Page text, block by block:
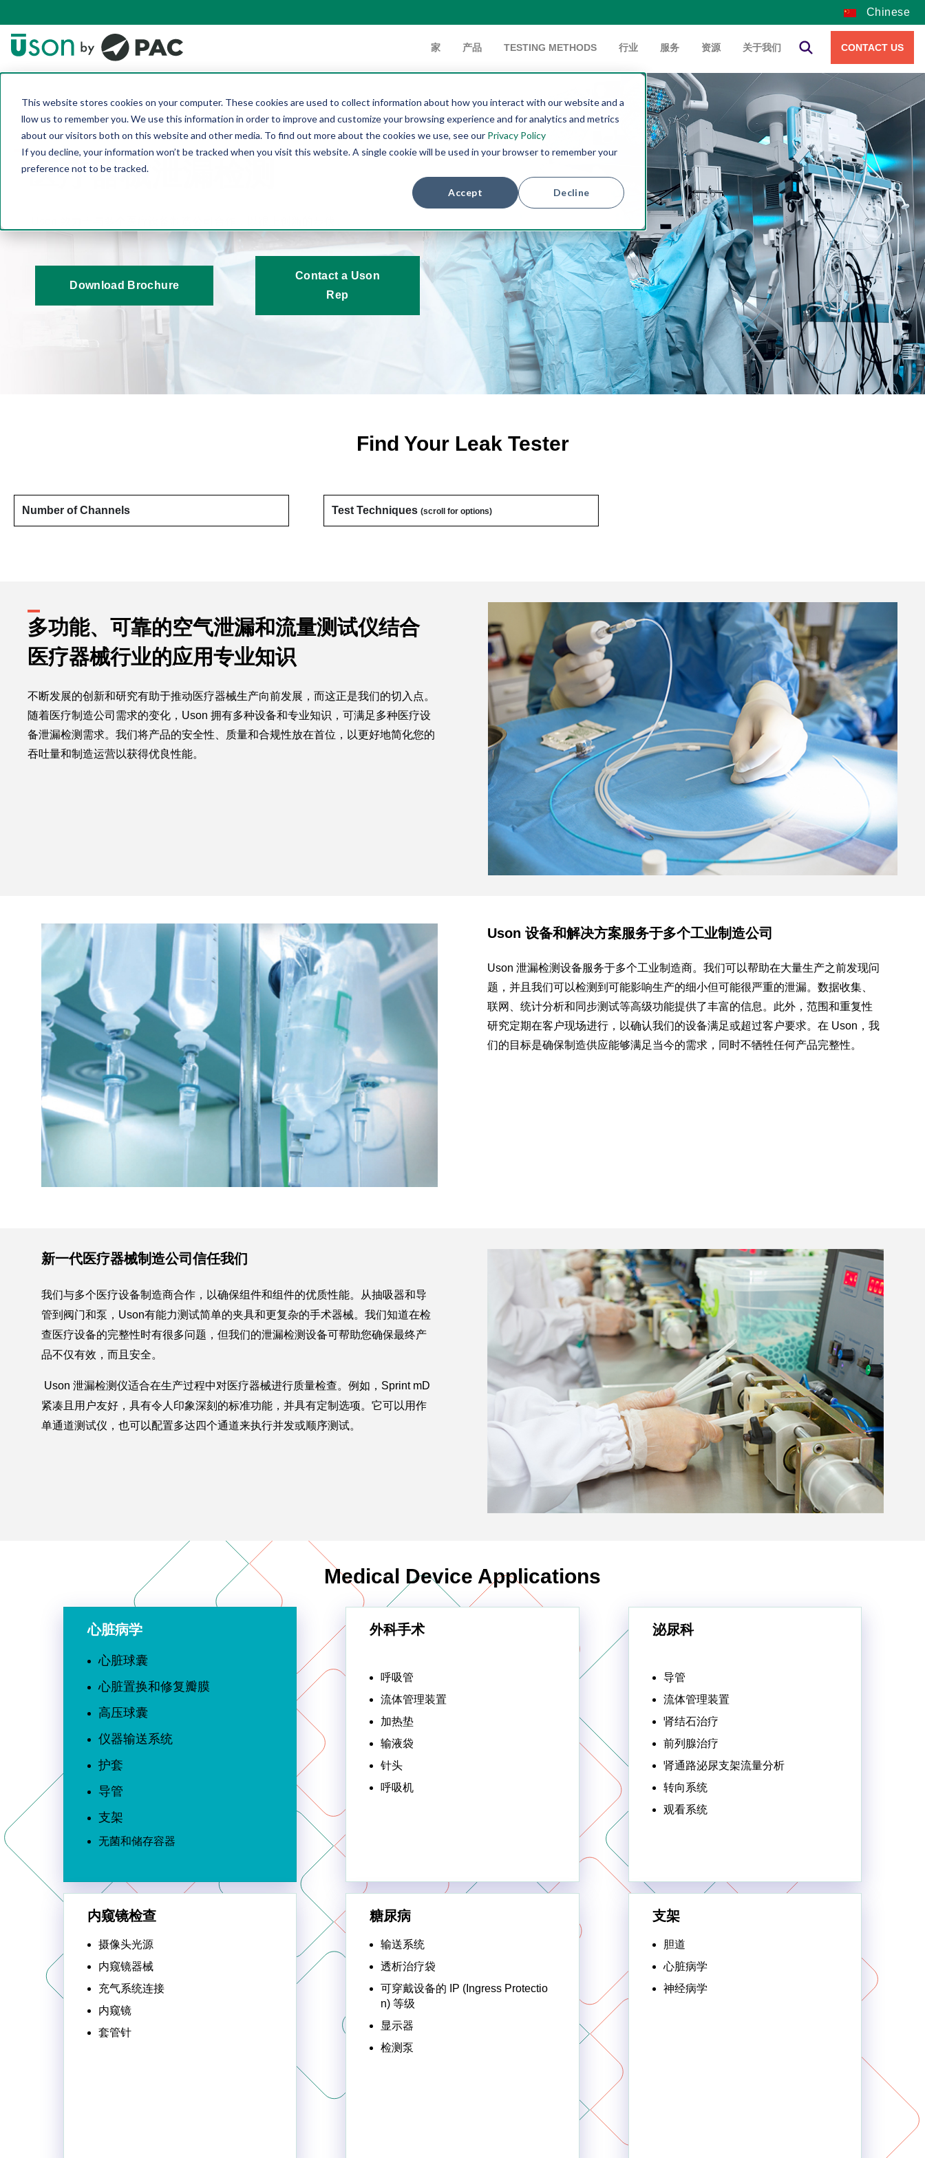
This website stores cookies on your computer. These cookies are used to collect information about how you interact with our website and a
llow us to remember you. We use this information in order to improve and customize your browsing experience and for analytics and metrics
about our visitors both on this website and other media. To find out more about the cookies we use, see our Privacy Policy
If you decline, your information won’t be tracked when you visit this website. A single cookie will be used in your browser to remember your
preference not to be tracked.
Accept Decline
Chinese
家 产品 TESTING METHODS 行业 服务 资源 关于我们 CONTACT US
医疗器械泄漏检测
Download Brochure
Contact a Uson
Rep
Find Your Leak Tester
Number of Channels Test Techniques (scroll for options)
多功能、可靠的空气泄漏和流量测试仪结合
医疗器械行业的应用专业知识
不断发展的创新和研究有助于推动医疗器械生产向前发展，而这正是我们的切入点。
随着医疗制造公司需求的变化，Uson 拥有多种设备和专业知识，可满足多种医疗设
备泄漏检测需求。我们将产品的安全性、质量和合规性放在首位，以更好地简化您的
吞吐量和制造运营以获得优良性能。
Uson 设备和解决方案服务于多个工业制造公司
Uson 泄漏检测设备服务于多个工业制造商。我们可以帮助在大量生产之前发现问
题，并且我们可以检测到可能影响生产的细小但可能很严重的泄漏。数据收集、
联网、统计分析和同步测试等高级功能提供了丰富的信息。此外，范围和重复性
研究定期在客户现场进行，以确认我们的设备满足或超过客户要求。在 Uson，我
们的目标是确保制造供应能够满足当今的需求，同时不牺牲任何产品完整性。
新一代医疗器械制造公司信任我们
我们与多个医疗设备制造商合作，以确保组件和组件的优质性能。从抽吸器和导
管到阀门和泵，Uson有能力测试简单的夹具和更复杂的手术器械。我们知道在检
查医疗设备的完整性时有很多问题，但我们的泄漏检测设备可帮助您确保最终产
品不仅有效，而且安全。
Uson 泄漏检测仪适合在生产过程中对医疗器械进行质量检查。例如，Sprint mD
紧凑且用户友好，具有令人印象深刻的标准功能，并具有定制选项。它可以用作
单通道测试仪，也可以配置多达四个通道来执行并发或顺序测试。
Medical Device Applications
心脏病学
心脏球囊
心脏置换和修复瓣膜
高压球囊
仪器输送系统
护套
导管
支架
无菌和储存容器
内窥镜检查
摄像头光源
内窥镜器械
充气系统连接
内窥镜
套管针
外科手术
呼吸管
流体管理装置
加热垫
输液袋
针头
呼吸机
糖尿病
输送系统
透析治疗袋
可穿戴设备的 IP (Ingress Protectio
n) 等级
显示器
检测泵
泌尿科
导管
流体管理装置
肾结石治疗
前列腺治疗
肾通路泌尿支架流量分析
转向系统
观看系统
支架
胆道
心脏病学
神经病学